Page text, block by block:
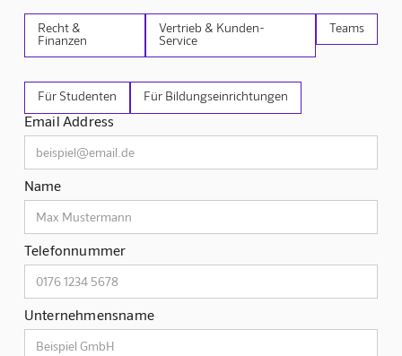
Recht &
Finanzen
Vertrieb & Kunden-
Service
Teams
Für Studenten Für Bildungseinrichtungen
Email Address
Name
Telefonnummer
Unternehmensname